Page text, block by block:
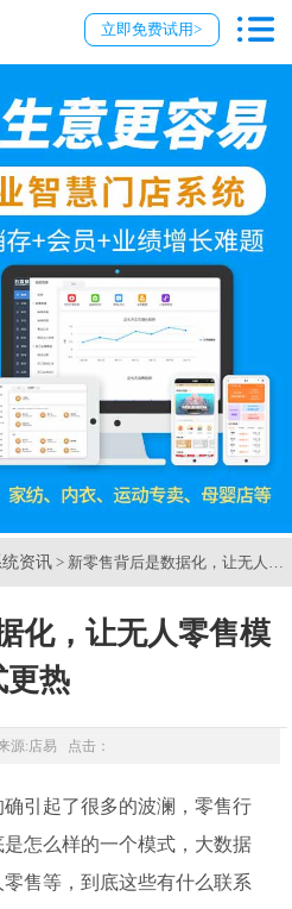
立即免费试用>
资讯> 新零售背后是数据化，让无人零
化，让无人零售模
更热
源:店易 点击：
引起了很多的波澜，零售行
是怎么样的一个模式，大数据
售等，到底这些有什么联系